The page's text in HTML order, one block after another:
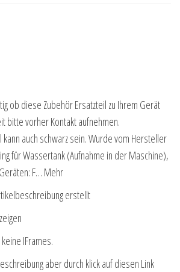
ob diese Zubehör Ersatzteil zu Ihrem Gerät
bitte vorher Kontakt aufnehmen.
auch schwarz sein. Wurde vom Hersteller
für Wassertank (Aufnahme in der Maschine),
F… Mehr
erstellt
IFrames.
aber durch klick auf diesen Link